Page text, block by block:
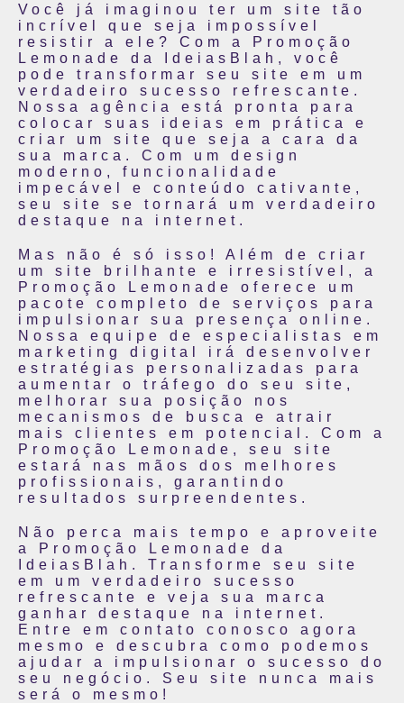
Você já imaginou ter um site tão
incrível que seja impossível
resistir a ele? Com a Promoção
Lemonade da IdeiasBlah, você
pode transformar seu site em um
verdadeiro sucesso refrescante.
Nossa agência está pronta para
colocar suas ideias em prática e
criar um site que seja a cara da
sua marca. Com um design
moderno, funcionalidade
impecável e conteúdo cativante,
seu site se tornará um verdadeiro
destaque na internet.
Mas não é só isso! Além de criar
um site brilhante e irresistível, a
Promoção Lemonade oferece um
pacote completo de serviços para
impulsionar sua presença online.
Nossa equipe de especialistas em
marketing digital irá desenvolver
estratégias personalizadas para
aumentar o tráfego do seu site,
melhorar sua posição nos
mecanismos de busca e atrair
mais clientes em potencial. Com a
Promoção Lemonade, seu site
estará nas mãos dos melhores
profissionais, garantindo
resultados surpreendentes.
Não perca mais tempo e aproveite
a Promoção Lemonade da
IdeiasBlah. Transforme seu site
em um verdadeiro sucesso
refrescante e veja sua marca
ganhar destaque na internet.
Entre em contato conosco agora
mesmo e descubra como podemos
ajudar a impulsionar o sucesso do
seu negócio. Seu site nunca mais
será o mesmo!